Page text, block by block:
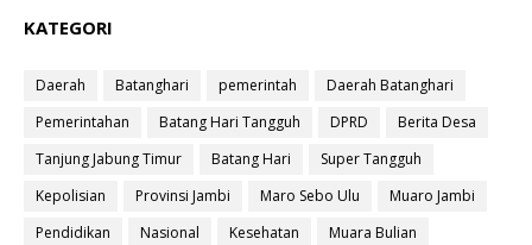
KATEGORI
Daerah Batanghari pemerintah
Daerah Batanghari
Pemerintahan
Batang Hari Tangguh DPRD
Berita Desa
Tanjung Jabung Timur
Batang Hari
Super Tangguh
Kepolisian
Provinsi Jambi Maro Sebo Ulu
Muaro Jambi
Pendidikan
Nasional Kesehatan
Muara Bulian